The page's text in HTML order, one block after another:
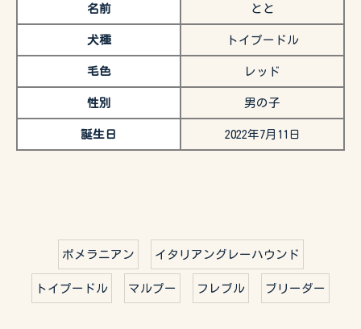
名前 とと
犬種 トイプードル
毛色 レッド
性別 男の子
誕生日 2022年7月11日
ポメラニアン イタリアングレーハウンド
トイプードル マルプー フレブル ブリーダー